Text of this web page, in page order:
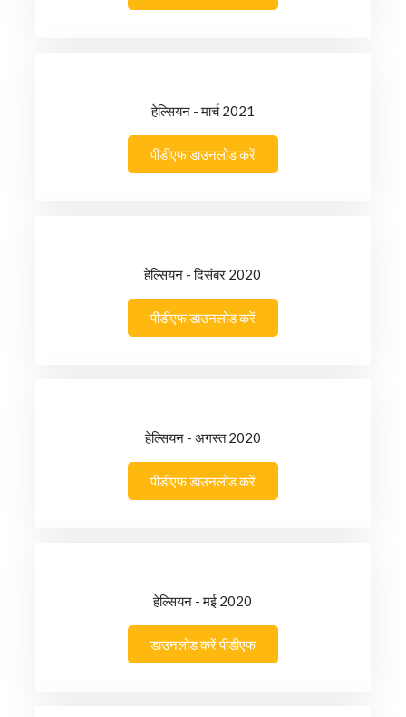
हेल्सियन - मार्च 2021
पीडीएफ डाउनलोड करें
हेल्सियन - दिसंबर 2020
पीडीएफ डाउनलोड करें
हेल्सियन - अगस्त 2020
पीडीएफ डाउनलोड करें
हेल्सियन - मई 2020
डाउनलोड करें पीडीएफ